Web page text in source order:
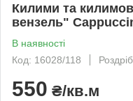
Килими та
вензель"
В наявності
Код: 16028/118
Роздріб
550 ₴/кв.м